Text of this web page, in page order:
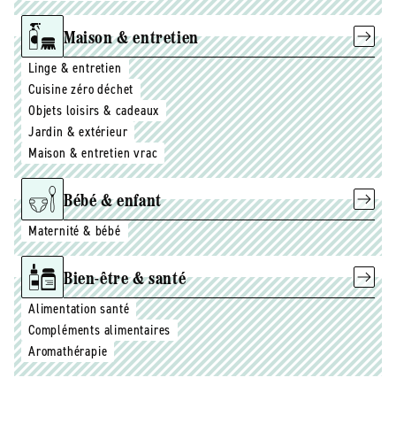
Maison & entretien
Linge & entretien
Cuisine zéro déchet
Objets loisirs & cadeaux
Jardin & extérieur
Maison & entretien vrac
Bébé & enfant
Maternité & bébé
Bien-être & santé
Alimentation santé
Compléments alimentaires
Aromathérapie